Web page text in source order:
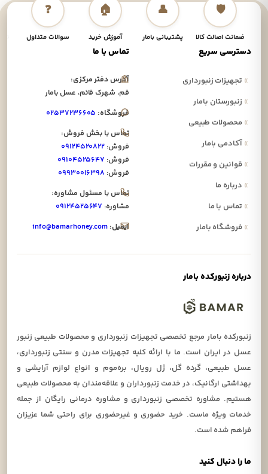
🛡️
ضمانت اصالت کالا
👤
پشتیبانی بامار
🏠
آموزش خرید
❓
سوالات متداول
ما را دنبال کنید
دسترسی سریع
»تجهیزات زنبورداری
»زنبورستان بامار
»محصولات طبیعی
»آکادمی بامار
»قوانین و مقررات
»درباره ما
»تماس با ما
»فروشگاه بامار
تماس با ما
آدرس دفتر مرکزی:
قم، شهرک قائم، عسل بامار
فروشگاه: ۰۲۵۳۷۲۳۶۶۰۵
تماس با بخش فروش:
فروش: ۰۹۱۲۴۵۲۰۸۲۲
فروش: ۰۹۱۰۴۵۲۵۶۴۷
فروش: ۰۹۹۳۰۰۱۶۳۹۸
تماس با مسئول مشاوره:
مشاوره: ۰۹۱۲۴۵۲۵۶۴۷
ایمیل: info@bamarhoney.com
درباره زنبورکده بامار
زنبورکده بامار مرجع تخصصی تجهیزات زنبورداری و محصولات طبیعی زنبور
عسل در ایران است. ما با ارائه کلیه تجهیزات مدرن و سنتی زنبورداری،
عسل طبیعی، گرده گل، ژل رویال، بره‌موم و انواع لوازم آرایشی و
بهداشتی ارگانیک، در خدمت زنبورداران و علاقه‌مندان به محصولات طبیعی
هستیم. مشاوره تخصصی زنبورداری و مشاوره درمانی رایگان از جمله
خدمات ویژه ماست. خرید حضوری و غیرحضوری برای راحتی شما عزیزان
فراهم شده است.